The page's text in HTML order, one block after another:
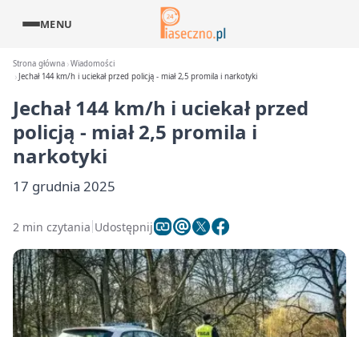
MENU
Strona główna Wiadomości
Jechał 144 km/h i uciekał przed policją - miał 2,5 promila i narkotyki
Jechał 144 km/h i uciekał przed
policją - miał 2,5 promila i
narkotyki
17 grudnia 2025
2 min czytania Udostępnij